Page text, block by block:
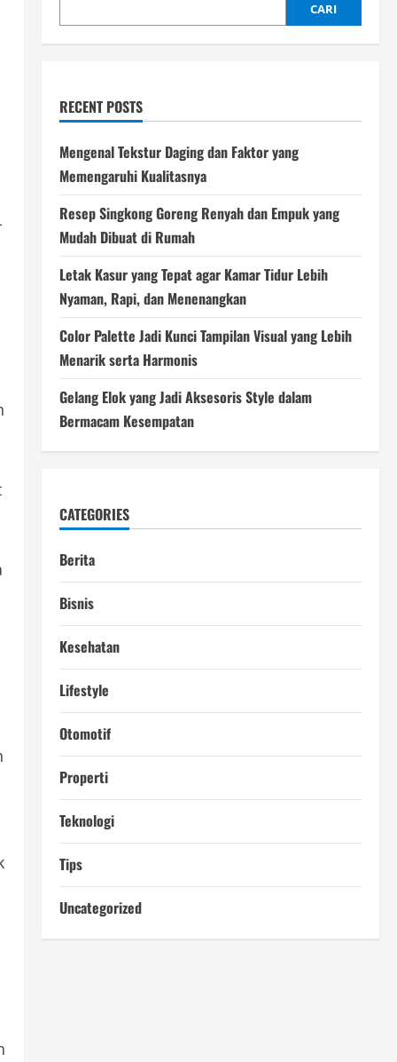
CARI
RECENT POSTS
Mengenal Tekstur Daging dan Faktor yang
Memengaruhi Kualitasnya
Resep Singkong Goreng Renyah dan Empuk yang
Mudah Dibuat di Rumah
Letak Kasur yang Tepat agar Kamar Tidur Lebih
Nyaman, Rapi, dan Menenangkan
Color Palette Jadi Kunci Tampilan Visual yang Lebih
Menarik serta Harmonis
Gelang Elok yang Jadi Aksesoris Style dalam
Bermacam Kesempatan
CATEGORIES
Berita
Bisnis
Kesehatan
Lifestyle
Otomotif
Properti
Teknologi
Tips
Uncategorized